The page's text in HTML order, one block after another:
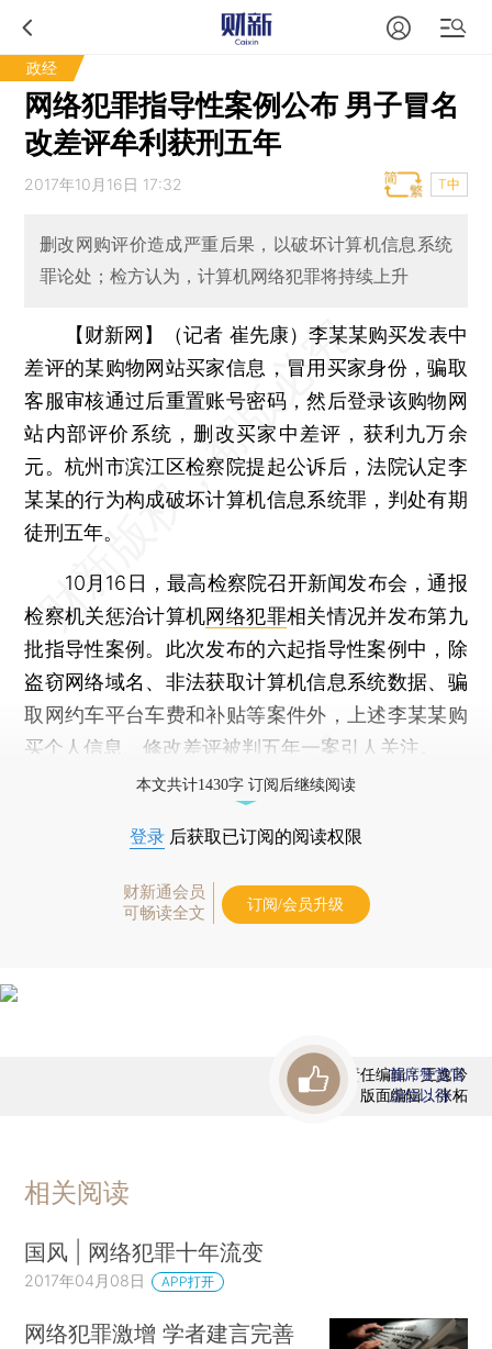
政经
网络犯罪指导性案例公布 男子冒名
改差评牟利获刑五年
2017年10月16日 17:32 T中
删改网购评价造成严重后果，以破坏计算机信息系统
罪论处；检方认为，计算机网络犯罪将持续上升
【财新网】（记者 崔先康） 李某某购买发表中
差评的某购物网站买家信息，冒用买家身份，骗取
客服审核通过后重置账号密码，然后登录该购物网
站内部评价系统，删改买家中差评，获利九万余
元。杭州市滨江区检察院提起公诉后，法院认定李
某某的行为构成破坏计算机信息系统罪，判处有期
徒刑五年。
10月16日，最高检察院召开新闻发布会，通报
检察机关惩治计算机网络犯罪相关情况并发布第九
批指导性案例。此次发布的六起指导性案例中，除
盗窃网络域名、非法获取计算机信息系统数据、骗
取网约车平台车费和补贴等案件外，上述李某某购
买个人信息、修改差评被判五年一案引人关注。
本文共计1430字 订阅后继续阅读
登录 后获取已订阅的阅读权限
财新通会员
可畅读全文
订阅/会员升级
责任编辑：王逸吟
版面编辑：张柘
首席赞赏官
虚位以待
相关阅读
国风 | 网络犯罪十年流变
2017年04月08日 APP打开
网络犯罪激增 学者建言完善